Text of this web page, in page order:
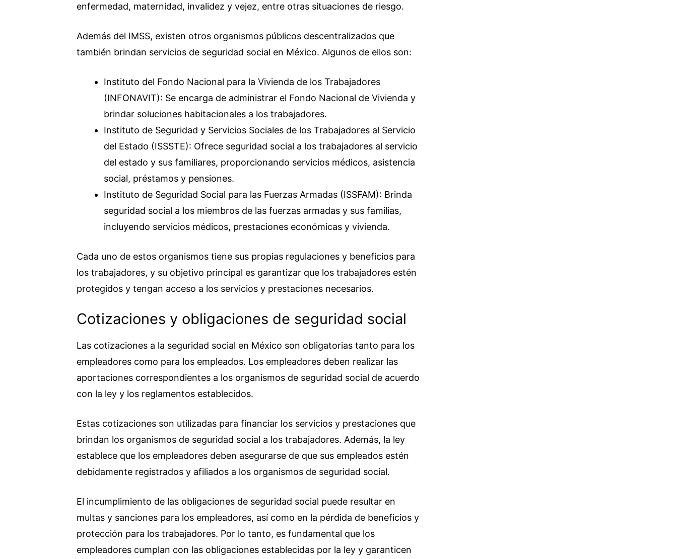
enfermedad, maternidad, invalidez y vejez, entre otras situaciones de riesgo.
Además del IMSS, existen otros organismos públicos descentralizados que
también brindan servicios de seguridad social en México. Algunos de ellos son:
Instituto del Fondo Nacional para la Vivienda de los Trabajadores
(INFONAVIT): Se encarga de administrar el Fondo Nacional de Vivienda y
brindar soluciones habitacionales a los trabajadores.
Instituto de Seguridad y Servicios Sociales de los Trabajadores al Servicio
del Estado (ISSSTE): Ofrece seguridad social a los trabajadores al servicio
del estado y sus familiares, proporcionando servicios médicos, asistencia
social, préstamos y pensiones.
Instituto de Seguridad Social para las Fuerzas Armadas (ISSFAM): Brinda
seguridad social a los miembros de las fuerzas armadas y sus familias,
incluyendo servicios médicos, prestaciones económicas y vivienda.
Cada uno de estos organismos tiene sus propias regulaciones y beneficios para
los trabajadores, y su objetivo principal es garantizar que los trabajadores estén
protegidos y tengan acceso a los servicios y prestaciones necesarios.
Cotizaciones y obligaciones de seguridad social
Las cotizaciones a la seguridad social en México son obligatorias tanto para los
empleadores como para los empleados. Los empleadores deben realizar las
aportaciones correspondientes a los organismos de seguridad social de acuerdo
con la ley y los reglamentos establecidos.
Estas cotizaciones son utilizadas para financiar los servicios y prestaciones que
brindan los organismos de seguridad social a los trabajadores. Además, la ley
establece que los empleadores deben asegurarse de que sus empleados estén
debidamente registrados y afiliados a los organismos de seguridad social.
El incumplimiento de las obligaciones de seguridad social puede resultar en
multas y sanciones para los empleadores, así como en la pérdida de beneficios y
protección para los trabajadores. Por lo tanto, es fundamental que los
empleadores cumplan con las obligaciones establecidas por la ley y garanticen